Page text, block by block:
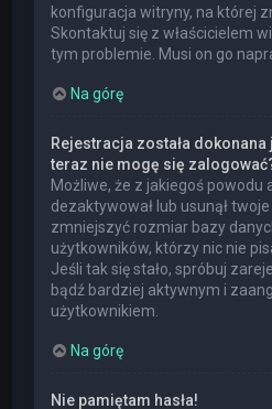
konfiguracja witryny, na której
Skontaktuj się z właścicielem
tym problemie. Musi on go
Na górę
Rejestracja została
teraz nie mogę się
Możliwe, że z jakiegoś powodu
dezaktywował lub usunął
zmniejszyć rozmiar bazy
użytkowników, którzy nic nie
Jeśli tak się stało, spróbuj
bądź bardziej aktywnym i
użytkownikiem.
Na górę
Nie pamiętam hasła!